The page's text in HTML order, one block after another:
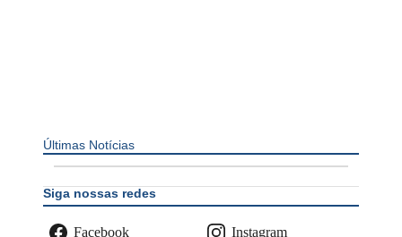
Últimas Notícias
Siga nossas redes
Facebook Instagram